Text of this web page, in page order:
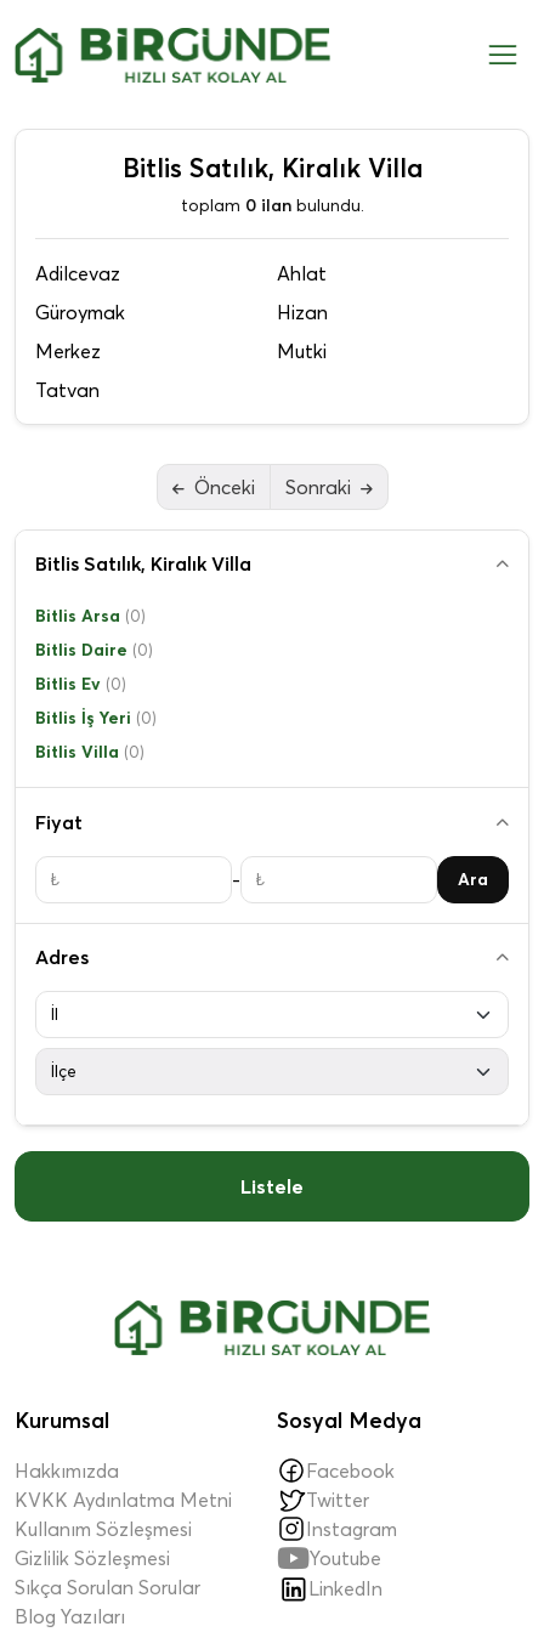
Bitlis Satılık, Kiralık Villa
Bitlis Arsa (0)
Bitlis Daire (0)
Bitlis Ev (0)
Bitlis İş Yeri (0)
Bitlis Villa (0)
Fiyat
- Ara
Adres
Listele
Bitlis Satılık, Kiralık Villa
toplam 0 ilanbulundu.
Adilcevaz
Ahlat
Güroymak
Hizan
Merkez
Mutki
Tatvan
Önceki Sonraki
Kurumsal
Hakkımızda
KVKK Aydınlatma Metni
Kullanım Sözleşmesi
Gizlilik Sözleşmesi
Sıkça Sorulan Sorular
Blog Yazıları
Sosyal Medya
Facebook
Twitter
Instagram
Youtube
LinkedIn